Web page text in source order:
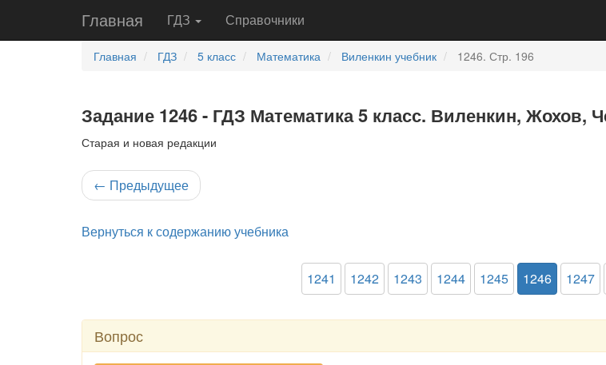
Главная ГДЗ Справочники
Главная ГДЗ 5 класс Математика Виленкин учебник 1246. Стр. 196
Задание 1246 - ГДЗ Математика 5 класс. Виленкин, Жохов,
Старая и новая редакции
← Предыдущее
Вернуться к содержанию учебника
1241 1242 1243 1244 1245 1246 1247
Вопрос